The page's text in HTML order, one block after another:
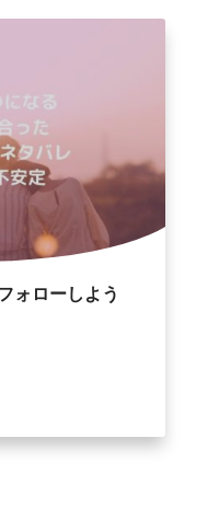
ォローしよう